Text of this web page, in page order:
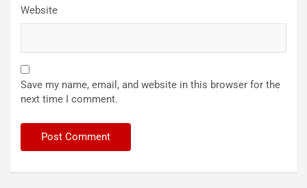
Website
Save my name, email, and website in this browser for the
next time I comment.